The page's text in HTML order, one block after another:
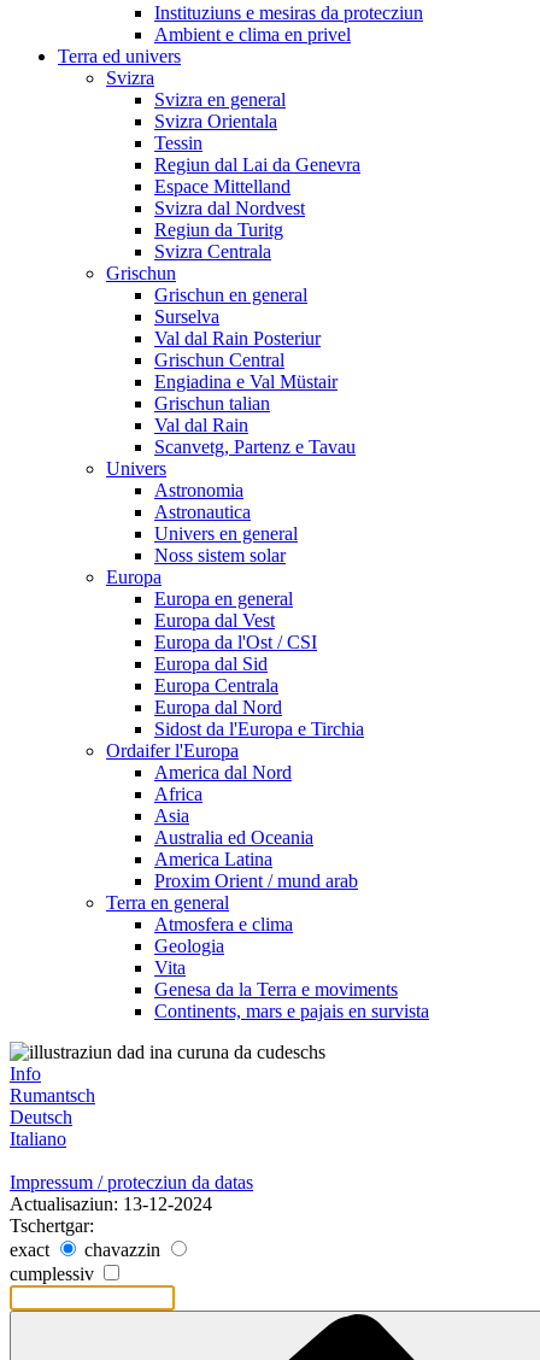
Instituziuns e mesiras da protecziun
Ambient e clima en privel
Terra ed univers
Svizra
Svizra en general
Svizra Orientala
Tessin
Regiun dal Lai da Genevra
Espace Mittelland
Svizra dal Nordvest
Regiun da Turitg
Svizra Centrala
Grischun
Grischun en general
Surselva
Val dal Rain Posteriur
Grischun Central
Engiadina e Val Müstair
Grischun talian
Val dal Rain
Scanvetg, Partenz e Tavau
Univers
Astronomia
Astronautica
Univers en general
Noss sistem solar
Europa
Europa en general
Europa dal Vest
Europa da l'Ost / CSI
Europa dal Sid
Europa Centrala
Europa dal Nord
Sidost da l'Europa e Tirchia
Ordaifer l'Europa
America dal Nord
Africa
Asia
Australia ed Oceania
America Latina
Proxim Orient / mund arab
Terra en general
Atmosfera e clima
Geologia
Vita
Genesa da la Terra e moviments
Continents, mars e pajais en survista
Info
Rumantsch
Deutsch
Italiano
Impressum / protecziun da datas
Actualisaziun: 13-12-2024
Tschertgar:
exact
chavazzin
cumplessiv